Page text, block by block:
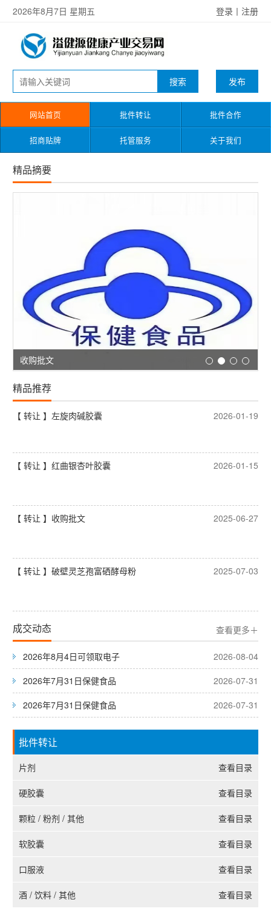
2026年8月7日 星期五 登录 丨 注册
发布
网站首页 批件转让 批件合作
招商贴牌 托管服务 关于我们
精品摘要
收购批文
精品推荐
【 转让 】左旋肉碱胶囊 2026-01-19
【 转让 】红曲银杏叶胶囊 2026-01-15
【 转让 】收购批文 2025-06-27
【 转让 】破壁灵芝孢富硒酵母粉 2025-07-03
成交动态 查看更多＋
2026年8月4日可领取电子
2026-08-04
2026年7月31日保健食品
2026-07-31
2026年7月31日保健食品
2026-07-31
批件转让
片剂 查看目录
硬胶囊 查看目录
颗粒 / 粉剂 / 其他 查看目录
软胶囊 查看目录
口服液 查看目录
酒 / 饮料 / 其他 查看目录